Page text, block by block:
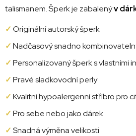
talismanem. Šperk je zabalenýv
✓Originální autorský šperk
✓Nadčasový snadno
✓Personalizovaný šperk s vlastními
✓Pravé sladkovodní perly
✓Kvalitní hypoalergenní stříbro pro
✓Pro sebe nebo jako dárek
✓Snadná výměna velikosti